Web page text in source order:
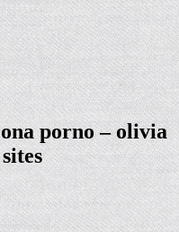
porno – olivia